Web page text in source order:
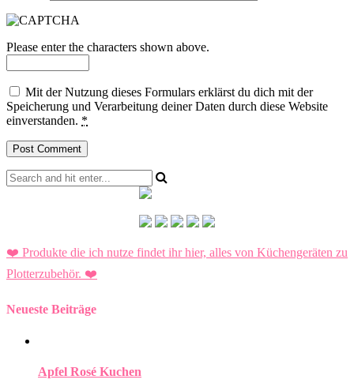
Please enter the characters shown above.
Mit der Nutzung dieses Formulars erklärst du dich mit der
Speicherung und Verarbeitung deiner Daten durch diese Website
einverstanden. *
❤️ Produkte die ich nutze findet ihr hier, alles von Küchengeräten zu
Plotterzubehör. ❤️
Neueste Beiträge
Apfel Rosé Kuchen